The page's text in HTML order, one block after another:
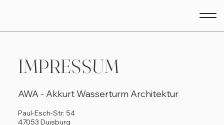
IMPRESSUM
AWA - Akkurt Wasserturm Architektur
Paul-Esch-Str. 54
47053 Duisburg